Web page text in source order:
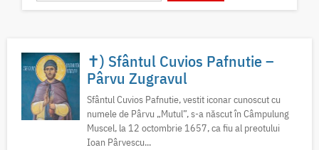
✝) Sfântul Cuvios Pafnutie –
Pârvu Zugravul
Sfântul Cuvios Pafnutie, vestit iconar cunoscut cu
numele de Pârvu „Mutul”, s-a născut în Câmpulung
Muscel, la 12 octombrie 1657, ca fiu al preotului
Ioan Pârvescu...